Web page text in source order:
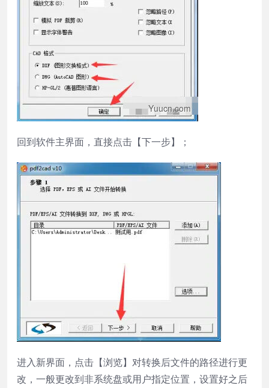
回到软件主界面，直接点击【下一步】；
进入新界面，点击【浏览】对转换后文件的路径进行更
改，一般更改到非系统盘或用户指定位置，设置好之后